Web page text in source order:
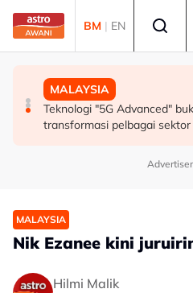
Skip to main content
BM | EN
SUKAN
Mohamed Salah sertai
semusim
MALAYSIA
Berita tempatan pilihan
MALAYSIA
Teknologi "5G Advanced"
transformasi pelbagai
MALAYSIA
Nik Ezanee kini
Hilmi Malik